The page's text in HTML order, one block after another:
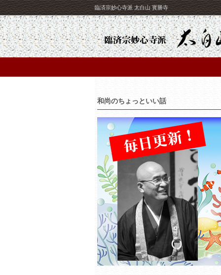
臨済宗妙心寺派 太白山 寳勝寺
和尚のちょっといい話